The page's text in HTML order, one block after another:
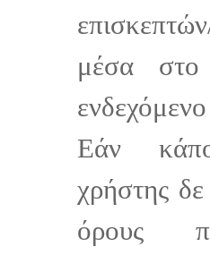
μέσα
Εάν
χρήστης
όρους